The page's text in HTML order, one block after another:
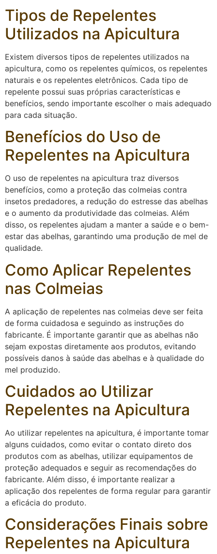
Tipos de Repelentes
Utilizados na Apicultura
Existem diversos tipos de repelentes utilizados na
apicultura, como os repelentes químicos, os repelentes
naturais e os repelentes eletrônicos. Cada tipo de
repelente possui suas próprias características e
benefícios, sendo importante escolher o mais adequado
para cada situação.
Benefícios do Uso de
Repelentes na Apicultura
O uso de repelentes na apicultura traz diversos
benefícios, como a proteção das colmeias contra
insetos predadores, a redução do estresse das abelhas
e o aumento da produtividade das colmeias. Além
disso, os repelentes ajudam a manter a saúde e o bem-
estar das abelhas, garantindo uma produção de mel de
qualidade.
Como Aplicar Repelentes
nas Colmeias
A aplicação de repelentes nas colmeias deve ser feita
de forma cuidadosa e seguindo as instruções do
fabricante. É importante garantir que as abelhas não
sejam expostas diretamente aos produtos, evitando
possíveis danos à saúde das abelhas e à qualidade do
mel produzido.
Cuidados ao Utilizar
Repelentes na Apicultura
Ao utilizar repelentes na apicultura, é importante tomar
alguns cuidados, como evitar o contato direto dos
produtos com as abelhas, utilizar equipamentos de
proteção adequados e seguir as recomendações do
fabricante. Além disso, é importante realizar a
aplicação dos repelentes de forma regular para garantir
a eficácia do produto.
Considerações Finais sobre
Repelentes na Apicultura